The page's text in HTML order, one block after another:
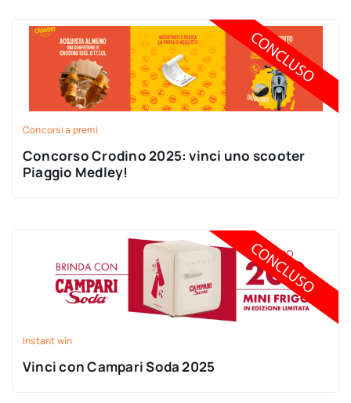
Concorsi a premi
Concorso Crodino 2025: vinci uno scooter
Piaggio Medley!
Instant win
Vinci con Campari Soda 2025